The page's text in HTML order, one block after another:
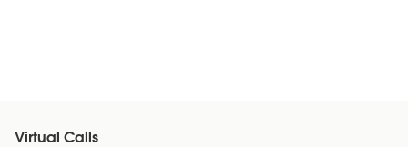
Virtual Calls